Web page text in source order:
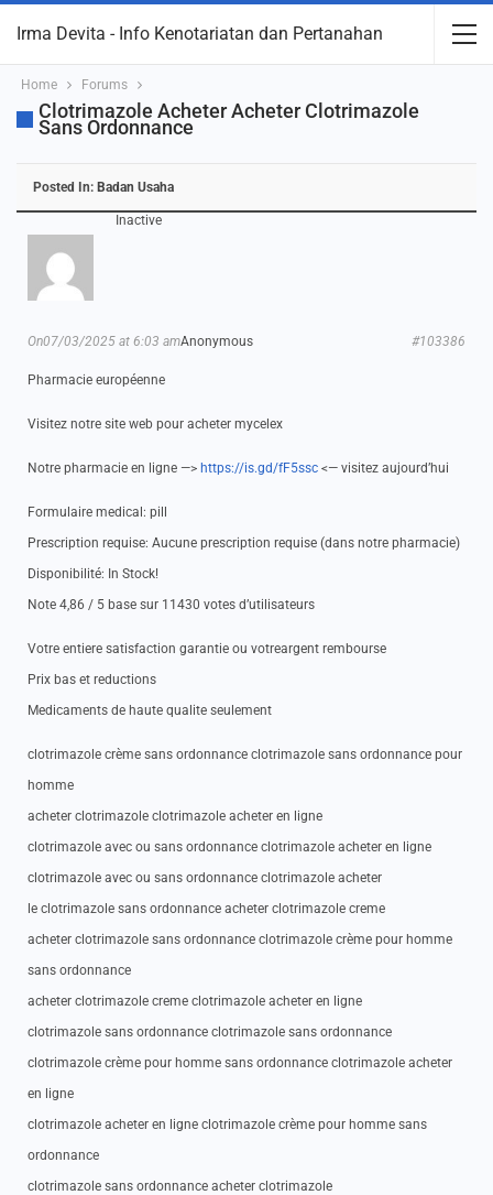
Irma Devita - Info Kenotariatan dan Pertanahan
Home Forums
Clotrimazole Acheter Acheter Clotrimazole
Sans Ordonnance
Posted In: Badan Usaha
Inactive
Anonymous
On07/03/2025 at 6:03 am #103386
Pharmacie européenne
Visitez notre site web pour acheter mycelex
Notre pharmacie en ligne —> https://is.gd/fF5ssc <— visitez aujourd’hui
Formulaire medical: pill
Prescription requise: Aucune prescription requise (dans notre pharmacie)
Disponibilité: In Stock!
Note 4,86 / 5 base sur 11430 votes d’utilisateurs
Votre entiere satisfaction garantie ou votreargent rembourse
Prix bas et reductions
Medicaments de haute qualite seulement
clotrimazole crème sans ordonnance clotrimazole sans ordonnance pour
homme
acheter clotrimazole clotrimazole acheter en ligne
clotrimazole avec ou sans ordonnance clotrimazole acheter en ligne
clotrimazole avec ou sans ordonnance clotrimazole acheter
le clotrimazole sans ordonnance acheter clotrimazole creme
acheter clotrimazole sans ordonnance clotrimazole crème pour homme
sans ordonnance
acheter clotrimazole creme clotrimazole acheter en ligne
clotrimazole sans ordonnance clotrimazole sans ordonnance
clotrimazole crème pour homme sans ordonnance clotrimazole acheter
en ligne
clotrimazole acheter en ligne clotrimazole crème pour homme sans
ordonnance
clotrimazole sans ordonnance acheter clotrimazole